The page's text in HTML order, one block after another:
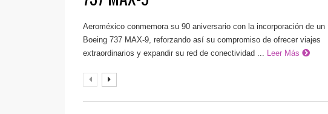
Aeroméxico conmemora su 90 aniversario con la incorporación de un
Boeing 737 MAX-9, reforzando así su compromiso de ofrecer viajes
extraordinarios y expandir su red de conectividad ... Leer Más